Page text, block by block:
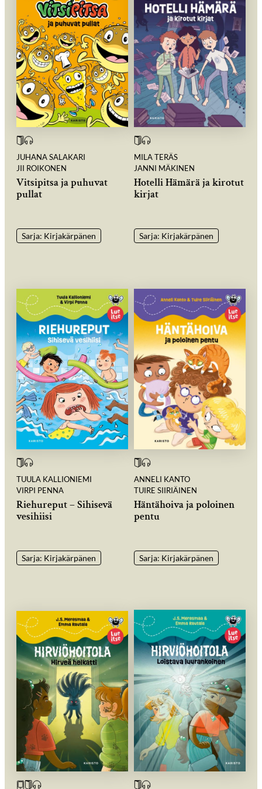
JUHANA SALAKARI
JII ROIKONEN
Vitsipitsa ja puhuvat
pullat
Sarja: Kirjakärpänen
MILA TERÄS
JANNI MÄKINEN
Hotelli Hämärä ja kirotut
kirjat
Sarja: Kirjakärpänen
TUULA KALLIONIEMI
VIRPI PENNA
Riehureput – Sihisevä
vesihiisi
Sarja: Kirjakärpänen
ANNELI KANTO
TUIRE SIIRIÄINEN
Häntähoiva ja poloinen
pentu
Sarja: Kirjakärpänen